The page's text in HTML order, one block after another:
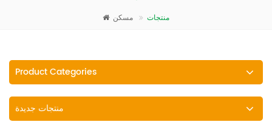
مسكن منتجات
Product Categories
منتجات جديدة